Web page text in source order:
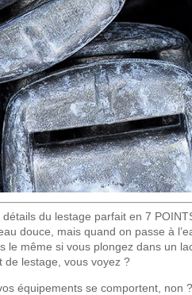
du lestage parfait en 7
douce, mais quand on passe à
même si vous plongez dans un
de lestage, vous voyez ?
équipements se comportent,